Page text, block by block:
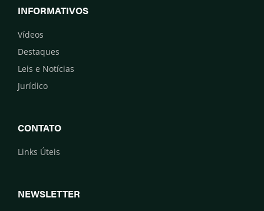
INFORMATIVOS
Vídeos
Destaques
Leis e Notícias
Jurídico
CONTATO
Links Úteis
NEWSLETTER